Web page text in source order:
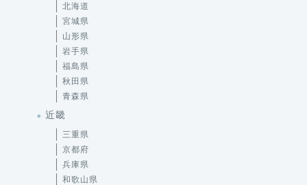
北海道
宮城県
山形県
岩手県
福島県
秋田県
青森県
近畿
三重県
京都府
兵庫県
和歌山県